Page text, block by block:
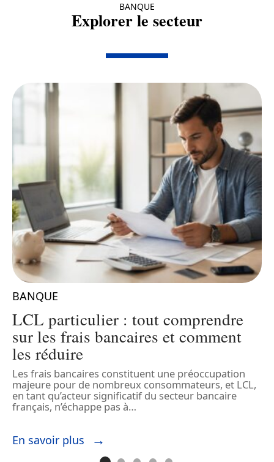
BANQUE
Explorer le secteur
BANQUE
LCL particulier : tout comprendre
sur les frais bancaires et comment
les réduire
Les frais bancaires constituent une préoccupation
majeure pour de nombreux consommateurs, et LCL,
en tant qu’acteur significatif du secteur bancaire
français, n’échappe pas à…
En savoir plus